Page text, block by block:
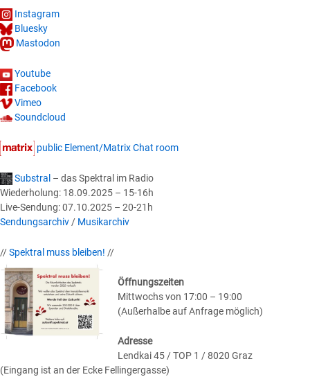
Instagram
Bluesky
Mastodon
Youtube
Facebook
Vimeo
Soundcloud
public Element/Matrix Chat room
Substral – das Spektral im Radio
Wiederholung: 18.09.2025 – 15-16h
Live-Sendung: 07.10.2025 – 20-21h
Sendungsarchiv / Musikarchiv
//Spektral muss bleiben! //
Öffnungszeiten
Mittwochs von 17:00 – 19:00
(Außerhalbe auf Anfrage möglich)
Adresse
Lendkai 45 / TOP 1 / 8020 Graz
(Eingang ist an der Ecke Fellingergasse)